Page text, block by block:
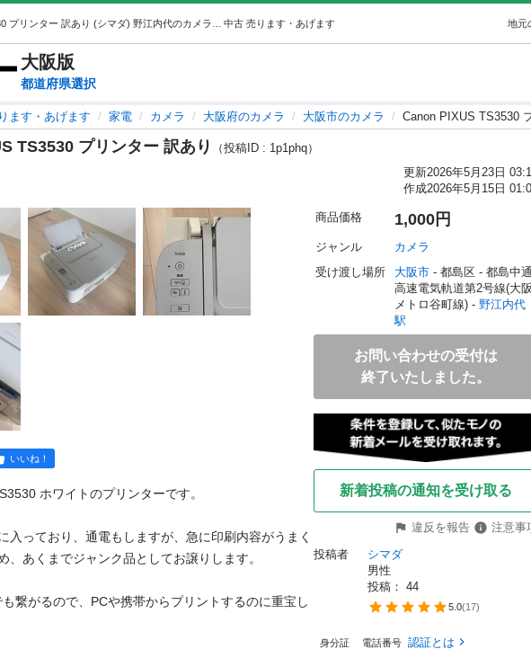
中古 売ります・あげます 地元
大阪版
都道府県選択
ます・あげます 家電 カメラ 大阪府のカメラ 大阪市のカメラ Canon PIXUS TS3530
TS3530 プリンター 訳あり
（投稿ID : 1p1phq）
更新2026年5月23日
作成2026年5月15日
いいね！
ホワイトのプリンターです。
入っており、通電もしますが、急に印刷内容がうまく
、あくまでジャンク品としてお譲りします。
繋がるので、PCや携帯からプリントするのに重宝し
商品価格 1,000円
ジャンル
カメラ
受け渡し場所
大阪市 - 都島区 - 都島中通
高速電気軌道第2号線(大阪
メトロ谷町線) - 野江内代
駅
お問い合わせの受付は
終了いたしました。
新着投稿の通知を受け取る
違反を報告
注意事
投稿者
シマダ
男性
投稿： 44
5.0(17)
身分証 電話番号 認証とは